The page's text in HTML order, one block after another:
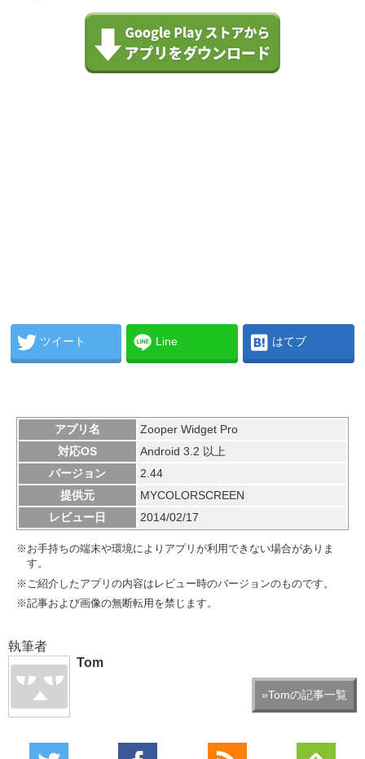
ツイート Line はてブ
アプリ名
Zooper Widget Pro
対応OS
Android 3.2 以上
バージョン
2.44
提供元
MYCOLORSCREEN
レビュー日
2014/02/17
※お手持ちの端末や環境によりアプリが利用できない場合がありま
す。
※ご紹介したアプリの内容はレビュー時のバージョンのものです。
※記事および画像の無断転用を禁じます。
執筆者
Tom
»Tomの記事一覧